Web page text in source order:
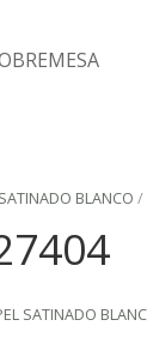
BLANCO /
SATINADO